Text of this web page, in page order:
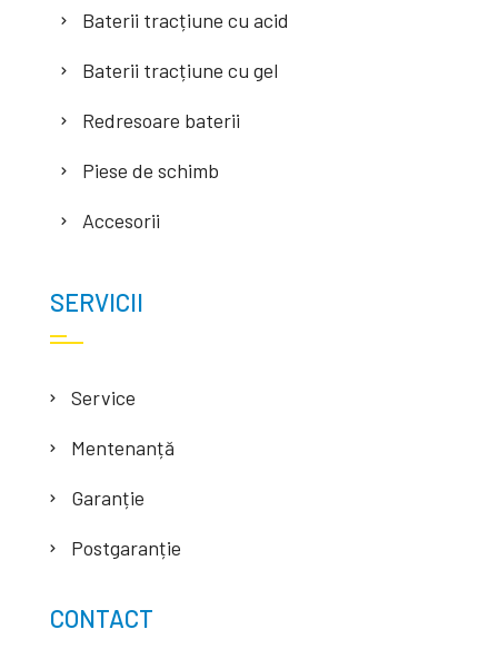
Baterii tracțiune cu acid
Baterii tracțiune cu gel
Redresoare baterii
Piese de schimb
Accesorii
SERVICII
Service
Mentenanță
Garanție
Postgaranție
CONTACT